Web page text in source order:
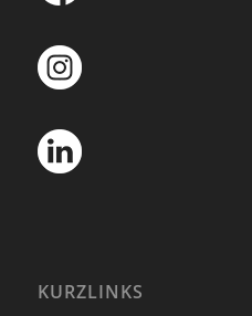
KURZLINKS